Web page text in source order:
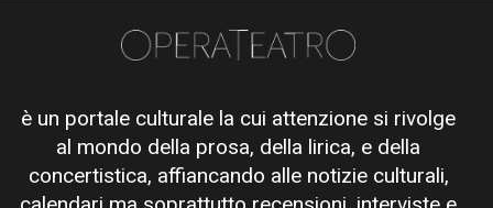
è un portale culturale la cui attenzione si rivolge
al mondo della prosa, della lirica, e della
concertistica, affiancando alle notizie culturali,